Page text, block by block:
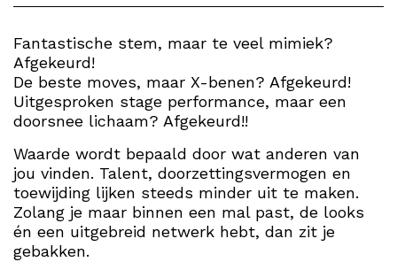
Fantastische stem, maar te veel mimiek?
Afgekeurd!
De beste moves, maar X-benen? Afgekeurd!
Uitgesproken stage performance, maar een
doorsnee lichaam? Afgekeurd!!
Waarde wordt bepaald door wat anderen van
jou vinden. Talent, doorzettingsvermogen en
toewijding lijken steeds minder uit te maken.
Zolang je maar binnen een mal past, de looks
én een uitgebreid netwerk hebt, dan zit je
gebakken.